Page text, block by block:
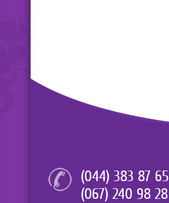
(044) 383 87
(067) 240 98